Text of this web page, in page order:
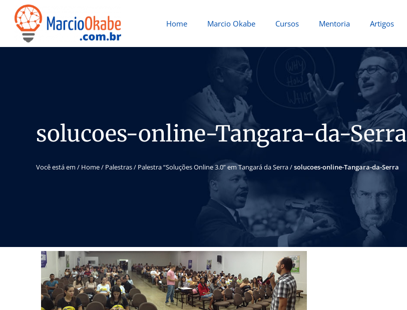
Home Marcio Okabe Cursos Mentoria Artigos
solucoes-online-Tangara-da-Serra
Você está em / Home/ Palestras/ Palestra “Soluções Online 3.0” em Tangará da Serra/solucoes-online-Tangara-da-Serra